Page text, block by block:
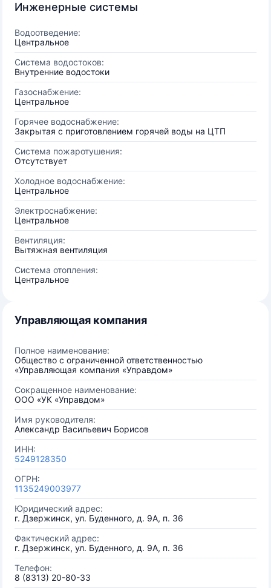
Инженерные системы
Водоотведение:
Центральное
Система водостоков:
Внутренние водостоки
Газоснабжение:
Центральное
Горячее водоснабжение:
Закрытая с приготовлением горячей воды на ЦТП
Система пожаротушения:
Отсутствует
Холодное водоснабжение:
Центральное
Электроснабжение:
Центральное
Вентиляция:
Вытяжная вентиляция
Система отопления:
Центральное
Управляющая компания
Полное наименование:
Общество с ограниченной ответственностью
«Управляющая компания «Управдом»
Сокращенное наименование:
ООО «УК «Управдом»
Имя руководителя:
Александр Васильевич Борисов
ИНН:
5249128350
ОГРН:
1135249003977
Юридический адрес:
г. Дзержинск, ул. Буденного, д. 9А, п. 36
Фактический адрес:
г. Дзержинск, ул. Буденного, д. 9А, п. 36
Телефон:
8 (8313) 20-80-33